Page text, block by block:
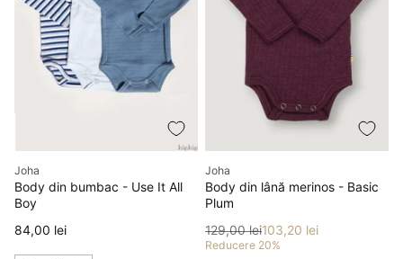
Body din bumbac - Use It All
Boy
Producător
Joha
Preț
84,00 lei
Body din lână merinos - Basic
Plum
Producător
Joha
Preț
129,00 lei
Preț redus103,20 lei
Reducere 20%